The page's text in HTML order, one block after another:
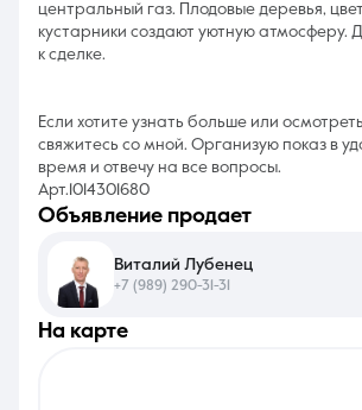
центральный газ. Плодовые деревья,
кустарники создают уютную атмосферу.
к сделке.
Если хотите узнать больше или
свяжитесь со мной. Организую показ в
время и отвечу на все вопросы.
Арт.1014301680
на карте
объявление продает
Виталий Лубенец
+7 (989) 290-31-31